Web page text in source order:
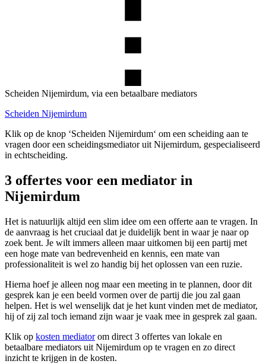
Scheiden Nijemirdum, via een betaalbare mediators
Scheiden Nijemirdum
Klik op de knop ‘Scheiden Nijemirdum‘ om een scheiding aan te
vragen door een scheidingsmediator uit Nijemirdum, gespecialiseerd
in echtscheiding.
3 offertes voor een mediator in
Nijemirdum
Het is natuurlijk altijd een slim idee om een offerte aan te vragen. In
de aanvraag is het cruciaal dat je duidelijk bent in waar je naar op
zoek bent. Je wilt immers alleen maar uitkomen bij een partij met
een hoge mate van bedrevenheid en kennis, een mate van
professionaliteit is wel zo handig bij het oplossen van een ruzie.
Hierna hoef je alleen nog maar een meeting in te plannen, door dit
gesprek kan je een beeld vormen over de partij die jou zal gaan
helpen. Het is wel wenselijk dat je het kunt vinden met de mediator,
hij of zij zal toch iemand zijn waar je vaak mee in gesprek zal gaan.
Klik op kosten mediatorom direct 3 offertes van lokale en
betaalbare mediators uit Nijemirdum op te vragen en zo direct
inzicht te krijgen in de kosten.